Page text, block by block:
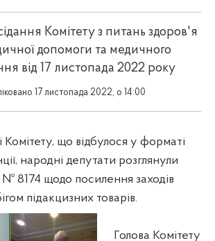
Комітету з питань здоров'я
допомоги та медичного
від 17 листопада 2022 року
17 листопада 2022, о 14:00
що відбулося у форматі
народні депутати розглянули
8174 щодо посилення заходів
підакцизних товарів.
Голова Комітету